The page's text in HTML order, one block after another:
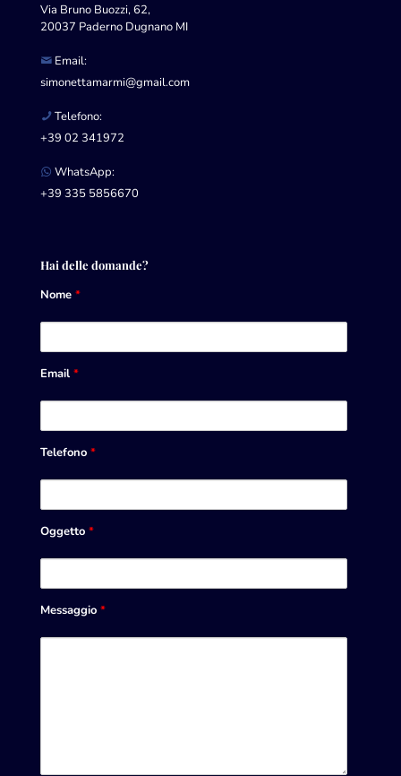
Via Bruno Buozzi, 62,
20037 Paderno Dugnano MI
Email:
simonettamarmi@gmail.com
Telefono:
+39 02 341972
WhatsApp:
+39 335 5856670
Hai delle domande?
Nome *
Email *
Telefono *
Oggetto *
Messaggio *